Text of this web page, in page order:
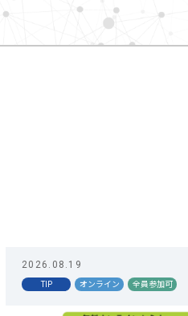
2026.08.19
TIP オンライン 全員参加可